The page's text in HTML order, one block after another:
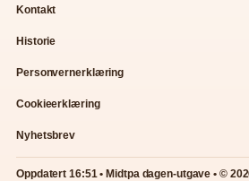
Kontakt
Historie
Personvernerklæring
Cookieerklæring
Nyhetsbrev
Oppdatert 16:51 • Midtpa dagen-utgave • ©